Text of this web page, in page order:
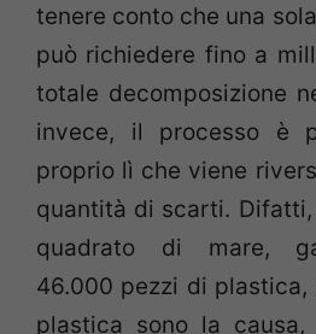
tenere conto che una
può richiedere fino a
totale decomposizione
invece, il processo è
proprio lì che viene
quantità di scarti.
quadrato di mare,
46.000 pezzi di plastica,
plastica sono la causa,